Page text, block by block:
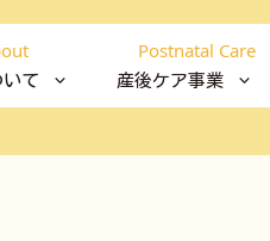
て
Postnatal Care
産後ケア事業